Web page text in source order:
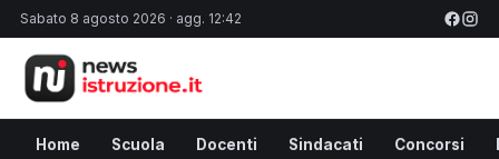
Sabato 8 agosto 2026 · agg. 12:42
Home Scuola Docenti Sindacati Concorsi